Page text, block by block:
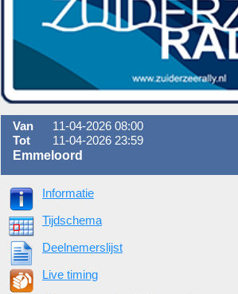
Van
11-04-2026 08:00
Tot
11-04-2026 23:59
Emmeloord
Informatie
Tijdschema
Deelnemerslijst
Live timing